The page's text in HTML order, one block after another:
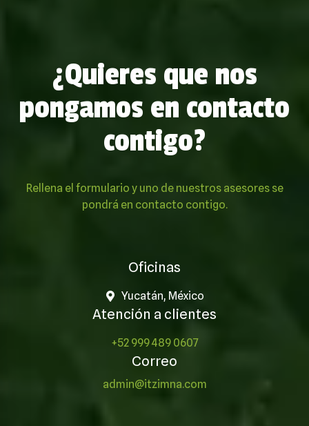
¿Quieres que nos
pongamos en contacto
contigo?
Rellena el formulario y uno de nuestros asesores se
pondrá en contacto contigo.
Oficinas
Yucatán, México
Atención a clientes
+52 999 489 0607
Correo
admin@itzimna.com